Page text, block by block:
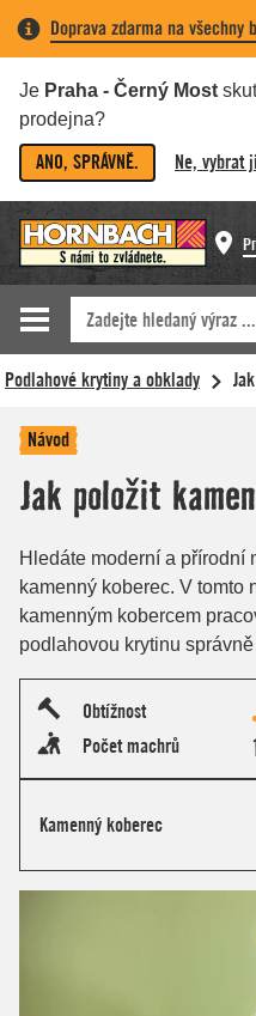
Doprava zdarma na všechny
Je Praha - Černý Most
prodejna?
ANO, SPRÁVNĚ. Ne, vybrat